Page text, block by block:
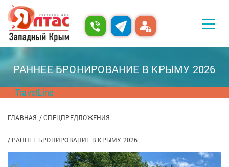
РАННЕЕ БРОНИРОВАНИЕ В КРЫМУ 2026
TravelLine
ГЛАВНАЯ СПЕЦПРЕДЛОЖЕНИЯ
РАННЕЕ БРОНИРОВАНИЕ В КРЫМУ 2026